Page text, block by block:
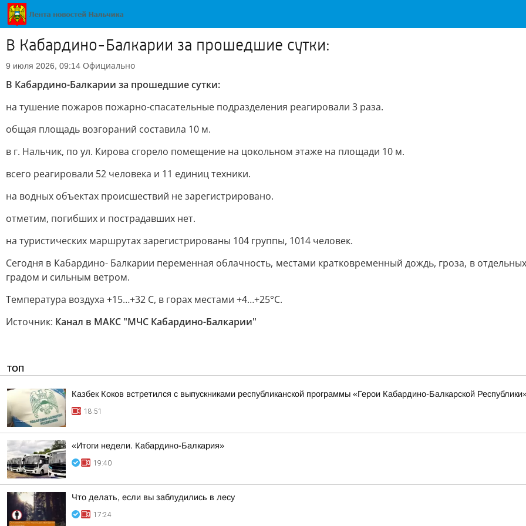
В Кабардино-Балкарии за прошедшие сутки:
9 июля 2026, 09:14 Официально
В Кабардино-Балкарии за прошедшие сутки:
на тушение пожаров пожарно-спасательные подразделения реагировали 3 раза.
общая площадь возгораний составила 10 м.
в г. Нальчик, по ул. Кирова сгорело помещение на цокольном этаже на площади 10 м.
всего реагировали 52 человека и 11 единиц техники.
на водных объектах происшествий не зарегистрировано.
отметим, погибших и пострадавших нет.
на туристических маршрутах зарегистрированы 104 группы, 1014 человек.
Сегодня в Кабардино- Балкарии переменная облачность, местами кратковременный дождь, гроза, в
градом и сильным ветром.
Температура воздуха +15…+32 С, в горах местами +4…+25°С.
Источник: Канал в МАКС "МЧС Кабардино-Балкарии"
ТОП
Казбек Коков встретился с выпускниками республиканской программы «Герои Кабардино-Балкарской
18:51
«Итоги недели. Кабардино-Балкария»
19:40
Что делать, если вы заблудились в лесу
17:24